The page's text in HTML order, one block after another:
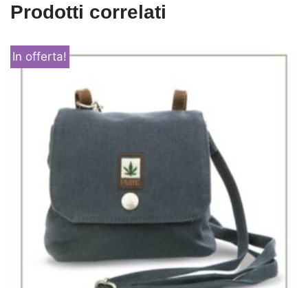
Prodotti correlati
In offerta!